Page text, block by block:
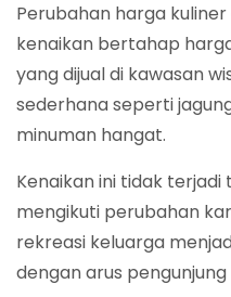
Perubahan harga
kenaikan bertahap
yang dijual di kawasan
sederhana seperti
minuman hangat.
Kenaikan ini tidak
mengikuti perubahan
rekreasi keluarga
dengan arus pengunjung